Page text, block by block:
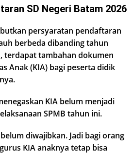
SD Negeri Batam 2026
persyaratan pendaftaran
berbeda dibanding tahun
terdapat tambahan dokumen
Anak (KIA) bagi peserta didik
KIA belum menjadi
SPMB tahun ini.
diwajibkan. Jadi bagi orang
KIA anaknya tetap bisa